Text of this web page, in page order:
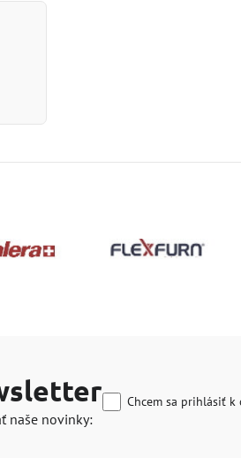
naše novinky:
Chcem sa prihlásiť